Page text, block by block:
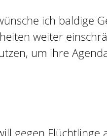
ich baldige
weiter
um ihre
gegen Flüchtlinge